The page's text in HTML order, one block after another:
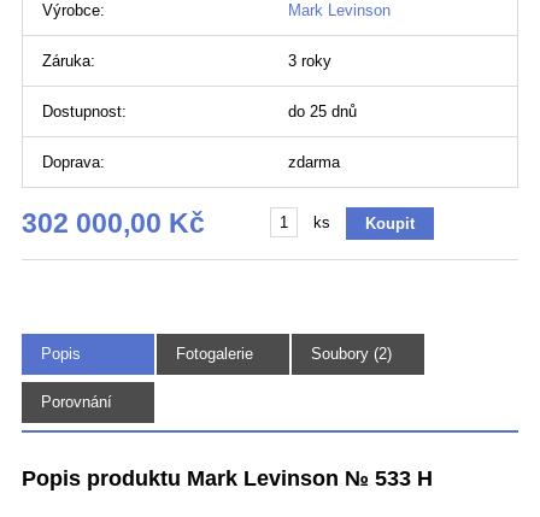
Výrobce: Mark Levinson
Záruka: 3 roky
Dostupnost: do 25 dnů
Doprava: zdarma
302 000,00 Kč ks
Popis Fotogalerie Soubory (2)
Porovnání
Popis produktu Mark Levinson № 533 H